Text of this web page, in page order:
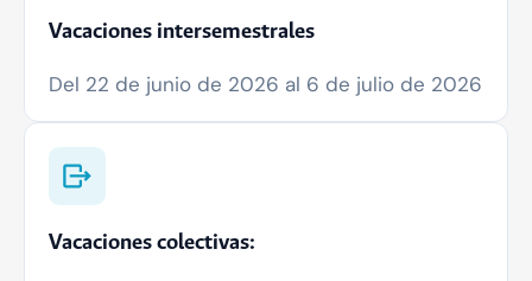
Vacaciones intersemestrales
Del 22 de junio de 2026 al 6 de julio de 2026
Vacaciones colectivas: